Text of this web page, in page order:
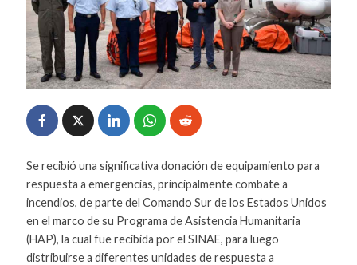
Se recibió una significativa donación de equipamiento para
respuesta a emergencias, principalmente combate a
incendios, de parte del Comando Sur de los Estados Unidos
en el marco de su Programa de Asistencia Humanitaria
(HAP), la cual fue recibida por el SINAE, para luego
distribuirse a diferentes unidades de respuesta a